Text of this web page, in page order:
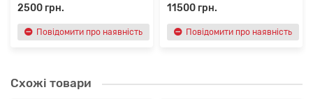
2500 грн.
Повідомити про наявність
11500 грн.
Повідомити про наявність
Схожі товари